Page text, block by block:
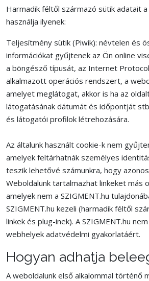
Harmadik féltől származó sütik adatait a
használja ilyenek:
Teljesítmény sütik (Piwik): névtelen és
információkat gyűjtenek az Ön online
a böngésző típusát, az Internet
alkalmazott operációs rendszert, a
amelyet meglátogat, akkor is ha az
látogatásának dátumát és időpontját
és látogatói profilok létrehozására.
Az általunk használt cookie-k nem
amelyek feltárhatnák személyes
teszik lehetővé számunkra, hogy
Weboldalunk tartalmazhat linkeket más
amelyek nem a SZIGMENT.hu
SZIGMENT.hu kezeli (harmadik féltől
linkek és plug-inek). A SZIGMENT.hu
webhelyek adatvédelmi gyakorlatáért.
Hogyan adhatja
A weboldalunk első alkalommal történő